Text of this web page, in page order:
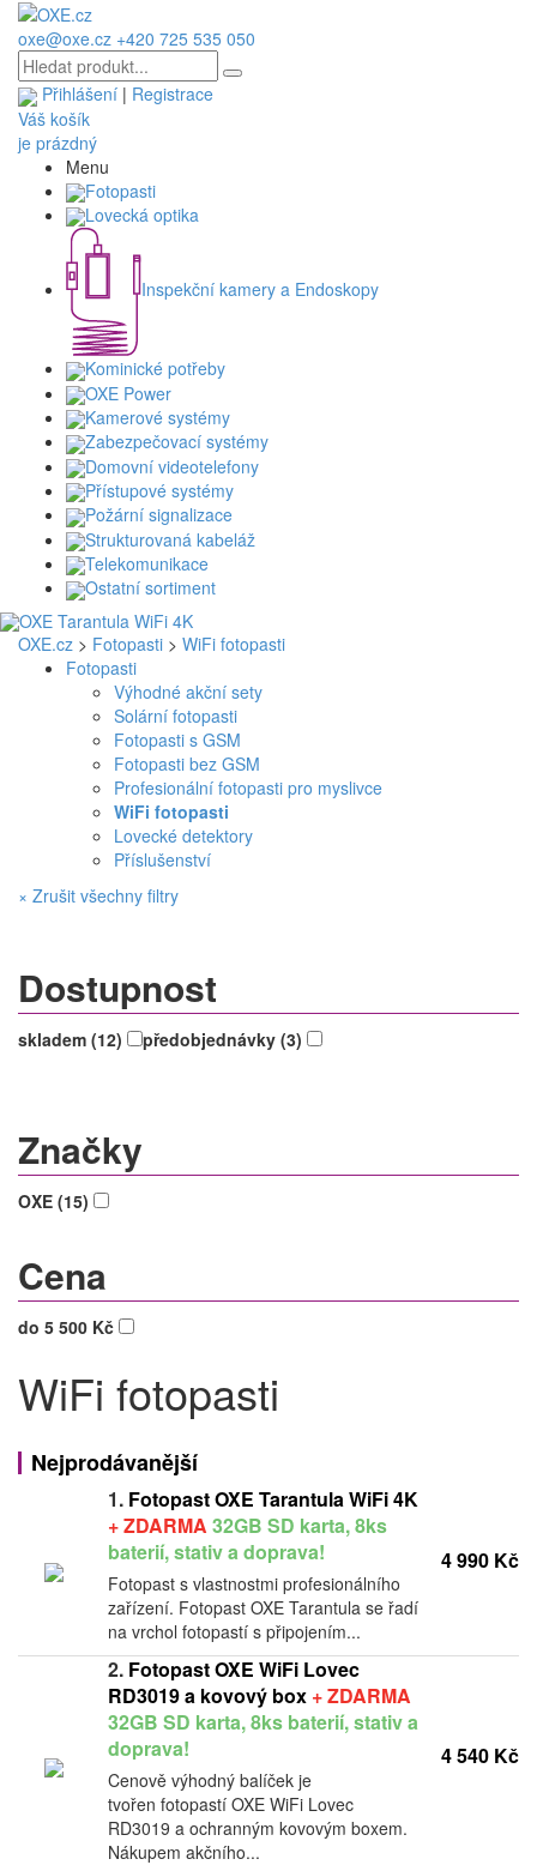
oxe@oxe.cz +420 725 535 050
Přihlášení | Registrace
Váš košík
je prázdný
Menu
Fotopasti
Lovecká optika
Inspekční kamery a Endoskopy
Kominické potřeby
OXE Power
Kamerové systémy
Zabezpečovací systémy
Domovní videotelefony
Přístupové systémy
Požární signalizace
Strukturovaná kabeláž
Telekomunikace
Ostatní sortiment
OXE.cz > Fotopasti > WiFi fotopasti
Fotopasti
Výhodné akční sety
Solární fotopasti
Fotopasti s GSM
Fotopasti bez GSM
Profesionální fotopasti pro myslivce
WiFi fotopasti
Lovecké detektory
Příslušenství
× Zrušit všechny filtry
Dostupnost
skladem (12) předobjednávky (3)
Značky
OXE (15)
Cena
do 5 500 Kč
WiFi fotopasti
Nejprodávanější
1. Fotopast OXE Tarantula WiFi 4K
+ ZDARMA 32GB SD karta, 8ks
baterií, stativ a doprava!
Fotopast s vlastnostmi profesionálního
zařízení. Fotopast OXE Tarantula se řadí
na vrchol fotopastí s připojením...
4 990 Kč
2. Fotopast OXE WiFi Lovec
RD3019 a kovový box + ZDARMA
32GB SD karta, 8ks baterií, stativ a
doprava!
Cenově výhodný balíček je
tvořen fotopastí OXE WiFi Lovec
RD3019 a ochranným kovovým boxem.
Nákupem akčního...
4 540 Kč